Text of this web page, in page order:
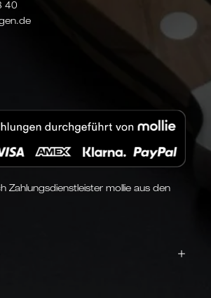
40
Zahlungsdienstleister mollie aus den